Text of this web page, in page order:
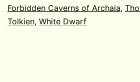
Forbidden Caverns of Archaia,
Tolkien, White Dwarf